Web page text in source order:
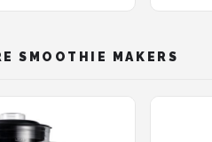
SMOOTHIE MAKERS